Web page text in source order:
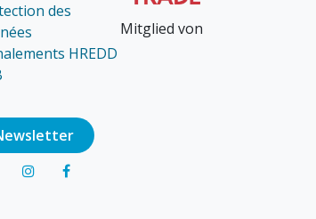
des
HREDD
Mitglied von